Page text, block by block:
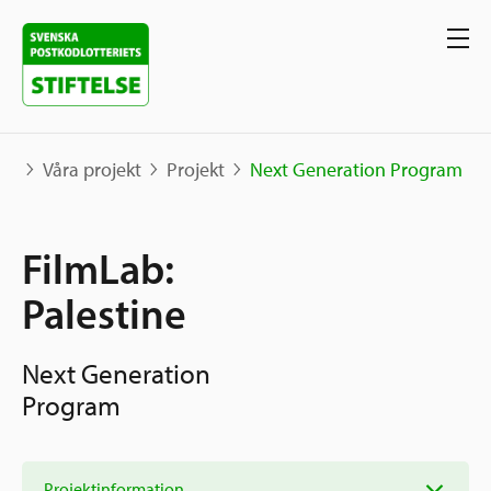
Projekt
Karta
Berättelser
Våra stöd
Sverige och övriga världen
Grannskapsinitiativet
Samhällsentreprenörskap
Sök stöd
Våra projekt Projekt Next Generation Program
FilmLab:
Palestine
Next Generation
Program